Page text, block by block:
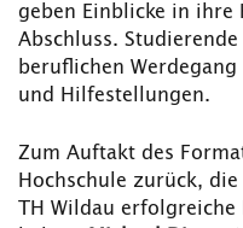
geben Einblicke in ihre
Abschluss.
beruflichen
und Hilfestellungen.
Zum Auftakt des
Hochschule zurück,
TH Wildau